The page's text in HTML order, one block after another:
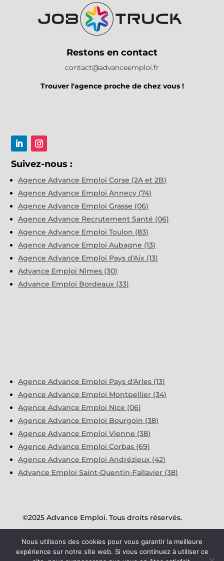
Restons en contact
contact@advanceemploi.fr
Trouver l'agence proche de chez vous !
Suivez-nous :
Agence Advance Emploi Corse (2A et 2B)
Agence Advance Emploi Annecy (74)
Agence Advance Emploi Grasse (06)
Agence Advance Recrutement Santé (06)
Agence Advance Emploi Toulon (83)
Agence Advance Emploi Aubagne (13)
Agence Advance Emploi Pays d'Aix (13)
Advance Emploi Nîmes (30)
Advance Emploi Bordeaux (33)
Agence Advance Emploi Pays d'Arles (13)
Agence Advance Emploi Montpellier (34)
Agence Advance Emploi Nice (06)
Agence Advance Emploi Bourgoin (38)
Agence Advance Emploi Vienne (38)
Agence Advance Emploi Corbas (69)
Agence Advance Emploi Andrézieux (42)
Advance Emploi Saint-Quentin-Fallavier (38)
©2025 Advance Emploi. Tous droits réservés.
Mentions Légales
Nous utilisons des cookies pour vous garantir la meilleure
expérience sur notre site web. Si vous continuez à utiliser ce